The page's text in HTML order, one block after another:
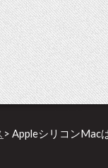
> AppleシリコンMac